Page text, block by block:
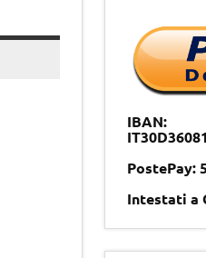
IBAN:
PostePay:
Intestati a